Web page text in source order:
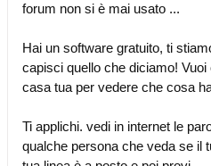
forum non si è mai usato ...
Hai un software gratuito, ti
capisci quello che diciamo!
casa tua per vedere che cosa
Ti applichi. vedi in internet le
qualche persona che veda se il